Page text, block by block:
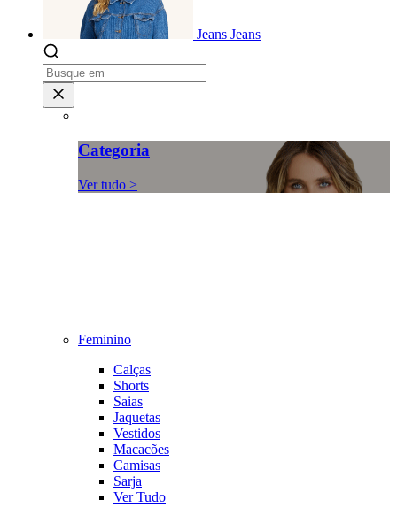
Jeans Jeans
Categoria
Ver tudo >
Feminino
Calças
Shorts
Saias
Jaquetas
Vestidos
Macacões
Camisas
Sarja
Ver Tudo